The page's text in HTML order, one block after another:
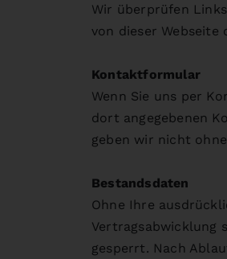
Wir überprüfen
von dieser
Kontaktformular
Wenn Sie uns per
dort angegebenen
geben wir nicht
Bestandsdaten
Ohne Ihre
Vertragsabwicklung
gesperrt. Nach